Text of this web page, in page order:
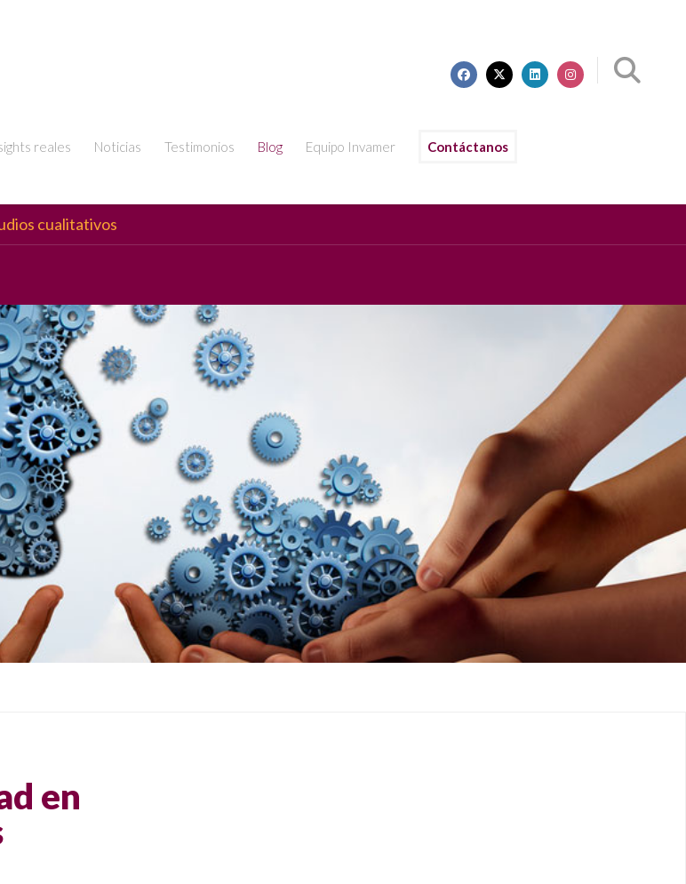
reales Noticias Testimonios Blog Equipo Invamer Contáctanos
cualitativos
en